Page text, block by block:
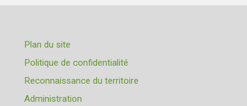
Plan du site
Politique de confidentialité
Reconnaissance du territoire
Administration